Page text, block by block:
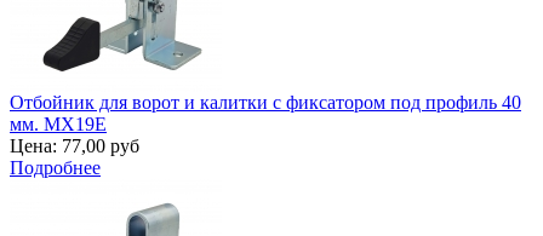
Отбойник для ворот и калитки с фиксатором под профиль 40
мм. MX19E
Цена: 77,00 руб
Подробнее